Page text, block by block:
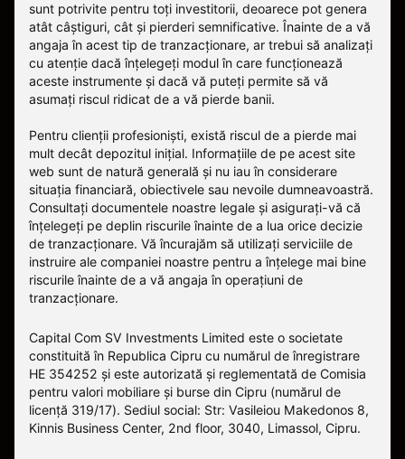
sunt potrivite pentru toți investitorii, deoarece pot genera
atât câștiguri, cât și pierderi semnificative. Înainte de a vă
angaja în acest tip de tranzacționare, ar trebui să analizați
cu atenție dacă înțelegeți modul în care funcționează
aceste instrumente și dacă vă puteți permite să vă
asumați riscul ridicat de a vă pierde banii.
Pentru clienții profesioniști, există riscul de a pierde mai
mult decât depozitul inițial. Informațiile de pe acest site
web sunt de natură generală și nu iau în considerare
situația financiară, obiectivele sau nevoile dumneavoastră.
Consultați documentele noastre legale și asigurați-vă că
înțelegeți pe deplin riscurile înainte de a lua orice decizie
de tranzacționare. Vă încurajăm să utilizați serviciile de
instruire ale companiei noastre pentru a înțelege mai bine
riscurile înainte de a vă angaja în operațiuni de
tranzacționare.
Capital Com SV Investments Limited este o societate
constituită în Republica Cipru cu numărul de înregistrare
HE 354252 și este autorizată și reglementată de Comisia
pentru valori mobiliare și burse din Cipru (numărul de
licență 319/17). Sediul social: Str: Vasileiou Makedonos 8,
Kinnis Business Center, 2nd floor, 3040, Limassol, Cipru.